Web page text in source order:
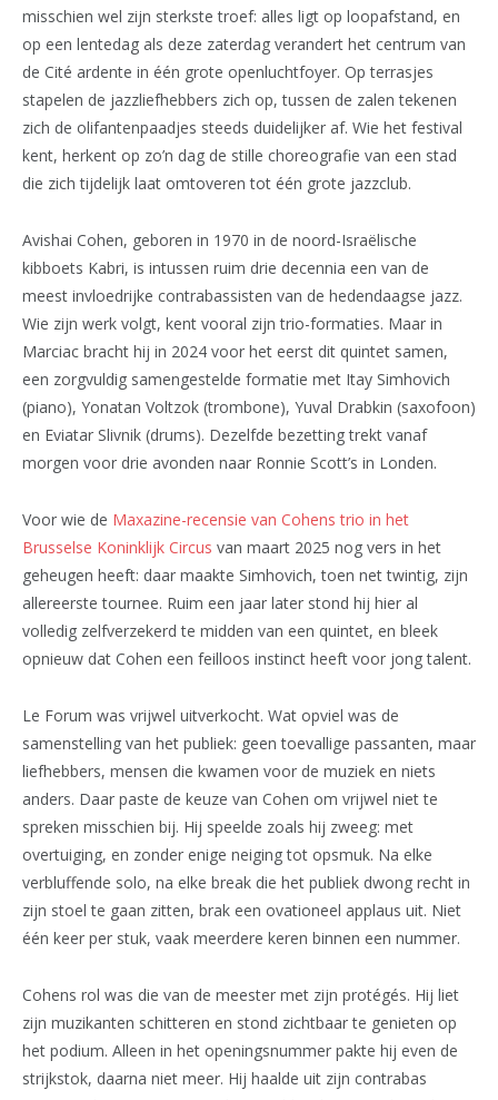
misschien wel zijn sterkste troef: alles ligt op loopafstand, en
op een lentedag als deze zaterdag verandert het centrum van
de Cité ardente in één grote openluchtfoyer. Op terrasjes
stapelen de jazzliefhebbers zich op, tussen de zalen tekenen
zich de olifantenpaadjes steeds duidelijker af. Wie het festival
kent, herkent op zo’n dag de stille choreografie van een stad
die zich tijdelijk laat omtoveren tot één grote jazzclub.
Avishai Cohen, geboren in 1970 in de noord-Israëlische
kibboets Kabri, is intussen ruim drie decennia een van de
meest invloedrijke contrabassisten van de hedendaagse jazz.
Wie zijn werk volgt, kent vooral zijn trio-formaties. Maar in
Marciac bracht hij in 2024 voor het eerst dit quintet samen,
een zorgvuldig samengestelde formatie met Itay Simhovich
(piano), Yonatan Voltzok (trombone), Yuval Drabkin (saxofoon)
en Eviatar Slivnik (drums). Dezelfde bezetting trekt vanaf
morgen voor drie avonden naar Ronnie Scott’s in Londen.
Voor wie de Maxazine-recensie van Cohens trio in het
Brusselse Koninklijk Circus van maart 2025 nog vers in het
geheugen heeft: daar maakte Simhovich, toen net twintig, zijn
allereerste tournee. Ruim een jaar later stond hij hier al
volledig zelfverzekerd te midden van een quintet, en bleek
opnieuw dat Cohen een feilloos instinct heeft voor jong talent.
Le Forum was vrijwel uitverkocht. Wat opviel was de
samenstelling van het publiek: geen toevallige passanten, maar
liefhebbers, mensen die kwamen voor de muziek en niets
anders. Daar paste de keuze van Cohen om vrijwel niet te
spreken misschien bij. Hij speelde zoals hij zweeg: met
overtuiging, en zonder enige neiging tot opsmuk. Na elke
verbluffende solo, na elke break die het publiek dwong recht in
zijn stoel te gaan zitten, brak een ovationeel applaus uit. Niet
één keer per stuk, vaak meerdere keren binnen een nummer.
Cohens rol was die van de meester met zijn protégés. Hij liet
zijn muzikanten schitteren en stond zichtbaar te genieten op
het podium. Alleen in het openingsnummer pakte hij even de
strijkstok, daarna niet meer. Hij haalde uit zijn contrabas